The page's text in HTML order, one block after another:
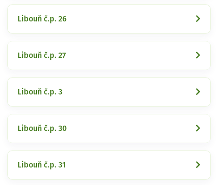
Libouň č.p. 26
Libouň č.p. 27
Libouň č.p. 3
Libouň č.p. 30
Libouň č.p. 31